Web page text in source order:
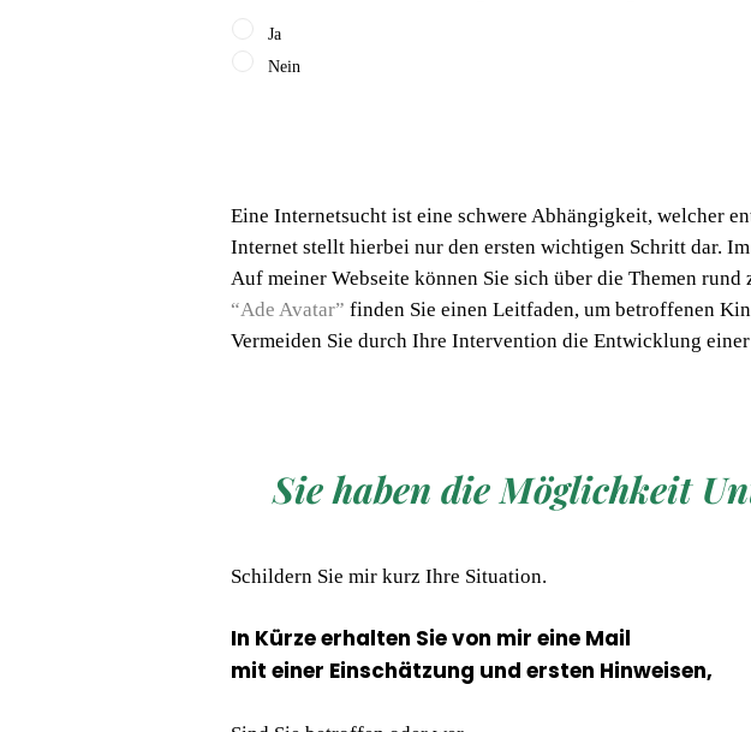
Ja
Nein
Eine Internetsucht ist eine schwere Abhängigkeit, welcher
Internet stellt hierbei nur den ersten wichtigen Schritt dar.
Auf meiner Webseite können Sie sich über die Themen rund
“Ade Avatar” finden Sie einen Leitfaden, um betroffenen
Vermeiden Sie durch Ihre Intervention die Entwicklung
Sie haben die Möglichkeit
Schildern Sie mir kurz Ihre Situation.
In Kürze erhalten Sie von mir eine Mail
mit einer Einschätzung und ersten Hinweisen,